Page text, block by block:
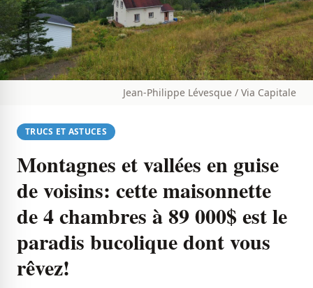
Jean-Philippe Lévesque / Via Capitale
TRUCS ET ASTUCES
Montagnes et vallées en guise
de voisins: cette maisonnette
de 4 chambres à 89 000$ est le
paradis bucolique dont vous
rêvez!